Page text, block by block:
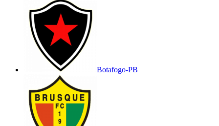
Botafogo-PB